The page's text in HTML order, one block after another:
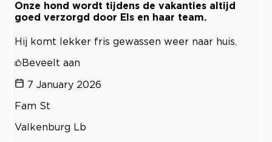
Onze hond wordt tijdens de vakanties altijd
goed verzorgd door Els en haar team.
Hij komt lekker fris gewassen weer naar huis.
Beveelt aan
7 January 2026
Fam St
Valkenburg Lb